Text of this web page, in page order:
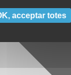
acceptar totes